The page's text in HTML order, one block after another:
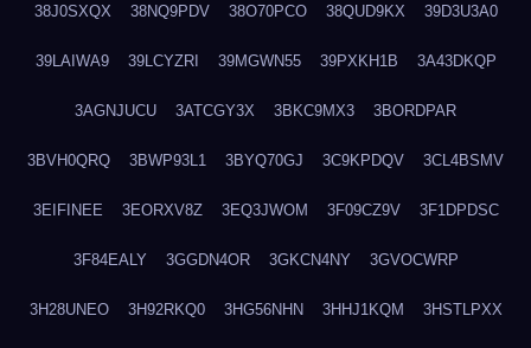
38J0SXQX 38NQ9PDV 38O70PCO 38QUD9KX 39D3U3A0
39LAIWA9 39LCYZRI 39MGWN55 39PXKH1B 3A43DKQP
3AGNJUCU 3ATCGY3X 3BKC9MX3 3BORDPAR
3BVH0QRQ 3BWP93L1 3BYQ70GJ 3C9KPDQV 3CL4BSMV
3EIFINEE 3EORXV8Z 3EQ3JWOM 3F09CZ9V 3F1DPDSC
3F84EALY 3GGDN4OR 3GKCN4NY 3GVOCWRP
3H28UNEO 3H92RKQ0 3HG56NHN 3HHJ1KQM 3HSTLPXX